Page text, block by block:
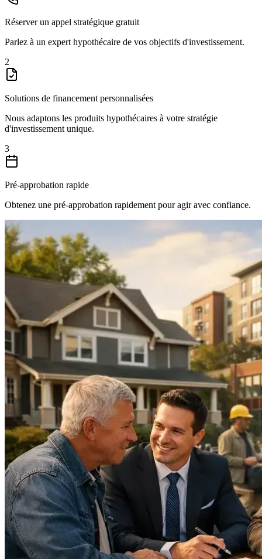
Réserver un appel stratégique gratuit
Parlez à un expert hypothécaire de vos objectifs d'investissement.
2
Solutions de financement personnalisées
Nous adaptons les produits hypothécaires à votre stratégie
d'investissement unique.
3
Pré-approbation rapide
Obtenez une pré-approbation rapidement pour agir avec confiance.